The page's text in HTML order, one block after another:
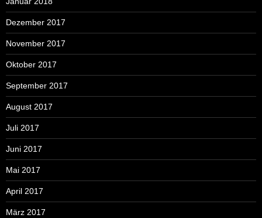
Dezember 2017
November 2017
Oktober 2017
September 2017
August 2017
Juli 2017
Juni 2017
Mai 2017
April 2017
März 2017